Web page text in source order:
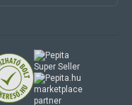
marketplace
partner